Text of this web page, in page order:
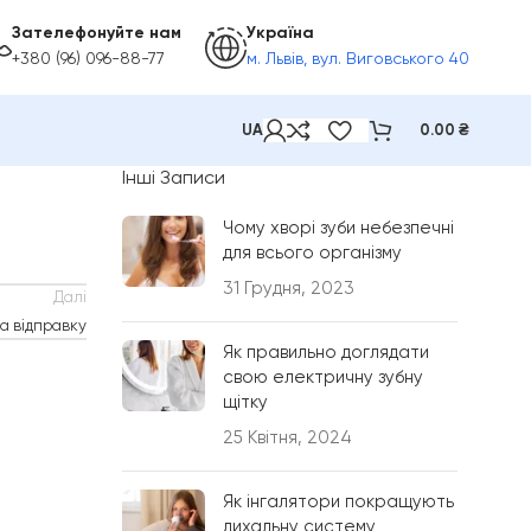
Зателефонуйте нам
+380 (96) 096-88-77
Україна
м. Львів, вул. Виговського 40
UA 0.00 ₴
Далі
відправку
Інші Записи
Чому хворі зуби небезпечні
для всього організму
31 Грудня, 2023
Як правильно доглядати
свою електричну зубну
щітку
25 Квітня, 2024
Як інгалятори покращують
дихальну систему